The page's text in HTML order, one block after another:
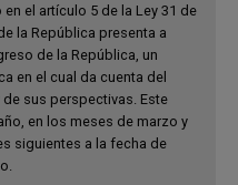
el artículo 5 de la Ley 31 de
la República presenta a
de la República, un
en el cual da cuenta del
sus perspectivas. Este
en los meses de marzo y
siguientes a la fecha de